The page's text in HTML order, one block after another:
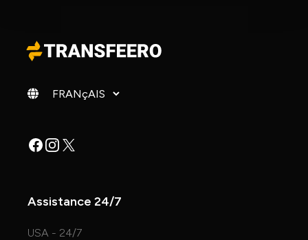
Changer de langue
Facebook
Instagram
X
Assistance 24/7
USA - 24/7